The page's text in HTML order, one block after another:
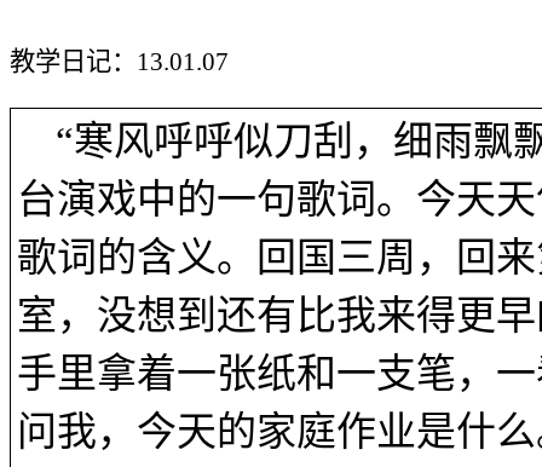
教学日记： 13.01.07
“寒风呼呼似刀刮，细雨飘
台演戏中的一句歌词。今天
歌词的含义。回国三周，回
室，没想到还有比我来得更
手里拿着一张纸和一支笔，
问我，今天的家庭作业是什